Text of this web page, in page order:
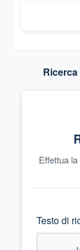
Effettua
Testo di